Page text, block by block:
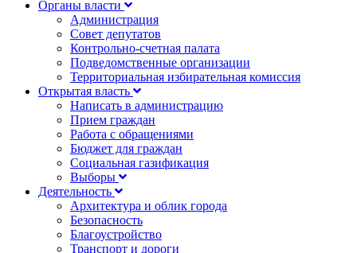
Органы власти
Администрация
Совет депутатов
Контрольно-счетная палата
Подведомственные организации
Территориальная избирательная комиссия
Открытая власть
Написать в администрацию
Прием граждан
Работа с обращениями
Бюджет для граждан
Социальная газификация
Выборы
Деятельность
Архитектура и облик города
Безопасность
Благоустройство
Транспорт и дороги